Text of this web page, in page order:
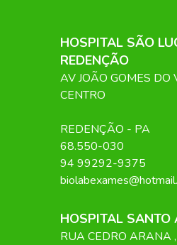
HOSPITAL SÃO
REDENÇÃO
AV JOÃO GOMES
CENTRO
REDENÇÃO - PA
68.550-030
94 99292-9375
HOSPITAL SANTO
RUA CEDRO ARANA